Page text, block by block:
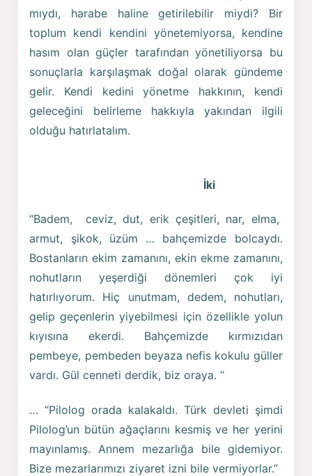
mıydı, harabe haline getirilebilir miydi? Bir
toplum kendi kendini yönetemiyorsa, kendine
hasım olan güçler tarafından yönetiliyorsa bu
sonuçlarla karşılaşmak doğal olarak gündeme
gelir. Kendi kedini yönetme hakkının, kendi
geleceğini belirleme hakkıyla yakından ilgili
olduğu hatırlatalım.
İki
“Badem, ceviz, dut, erik çeşitleri, nar, elma,
armut, şikok, üzüm … bahçemizde bolcaydı.
Bostanların ekim zamanını, ekin ekme zamanını,
nohutların yeşerdiği dönemleri çok iyi
hatırlıyorum. Hiç unutmam, dedem, nohutları,
gelip geçenlerin yiyebilmesi için özellikle yolun
kıyısına ekerdi. Bahçemizde kırmızıdan
pembeye, pembeden beyaza nefis kokulu güller
vardı. Gül cenneti derdik, biz oraya. “
… “Pilolog orada kalakaldı. Türk devleti şimdi
Pilolog’un bütün ağaçlarını kesmiş ve her yerini
mayınlamış. Annem mezarlığa bile gidemiyor.
Bize mezarlarımızı ziyaret izni bile vermiyorlar.”